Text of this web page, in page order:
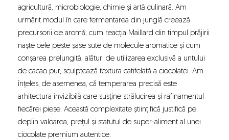
agricultură, microbiologie, chimie și artă culinară. Am
urmărit modul în care fermentarea din junglă creează
precursorii de aromă, cum reacția Maillard din timpul prăjirii
naște cele peste șase sute de molecule aromatice și cum
conșarea prelungită, alături de utilizarea exclusivă a untului
de cacao pur, sculptează textura catifelată a ciocolatei. Am
înțeles, de asemenea, că temperarea precisă este
arhitectura invizibilă care susține strălucirea și rafinamentul
fiecărei piese. Această complexitate științifică justifică pe
deplin valoarea, prețul și statutul de super-aliment al unei
ciocolate premium autentice.